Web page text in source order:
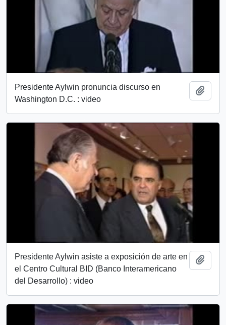
Presidente Aylwin pronuncia discurso en
Washington D.C. : video
Presidente Aylwin asiste a exposición de arte en
el Centro Cultural BID (Banco Interamericano
del Desarrollo) : video